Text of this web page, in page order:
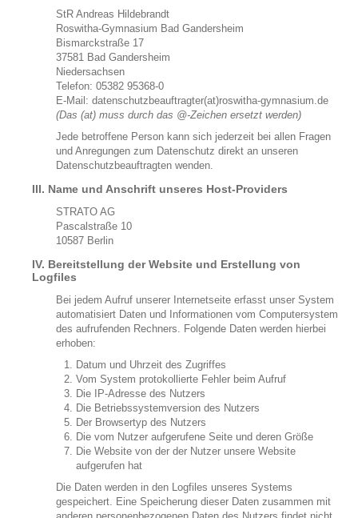
Qualifikationsphase
Studium Niedersachsen
INFORMATIONEN FÜR GRUNDSCHULELTERN
StR Andreas Hildebrandt
Roswitha-Gymnasium Bad Gandersheim
Bismarckstraße 17
37581 Bad Gandersheim
Niedersachsen
Telefon: 05382 95368-0
E-Mail: datenschutzbeauftragter(at)roswitha-gymnasium.de
(Das (at) muss durch das @-Zeichen ersetzt werden)
Jede betroffene Person kann sich jederzeit bei allen Fragen
und Anregungen zum Datenschutz direkt an unseren
Datenschutzbeauftragten wenden.
III. Name und Anschrift unseres Host-Providers
STRATO AG
Pascalstraße 10
10587 Berlin
IV. Bereitstellung der Website und Erstellung von
Logfiles
Bei jedem Aufruf unserer Internetseite erfasst unser System
automatisiert Daten und Informationen vom Computersystem
des aufrufenden Rechners. Folgende Daten werden hierbei
erhoben:
Datum und Uhrzeit des Zugriffes
Vom System protokollierte Fehler beim Aufruf
Die IP-Adresse des Nutzers
Die Betriebssystemversion des Nutzers
Der Browsertyp des Nutzers
Die vom Nutzer aufgerufene Seite und deren Größe
Die Website von der der Nutzer unsere Website
aufgerufen hat
Die Daten werden in den Logfiles unseres Systems
gespeichert. Eine Speicherung dieser Daten zusammen mit